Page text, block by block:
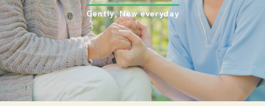
Gently, New everyday